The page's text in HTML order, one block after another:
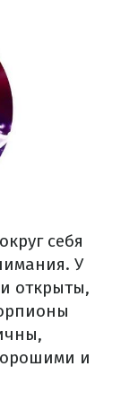
себя
У
открыты,
и